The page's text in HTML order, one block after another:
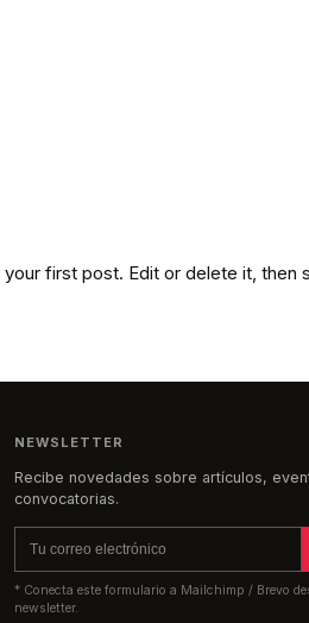
first post. Edit or delete it, then
NEWSLETTER
Recibe novedades sobre artículos,
convocatorias.
* Conecta este formulario a Mailchimp / Brevo
newsletter.